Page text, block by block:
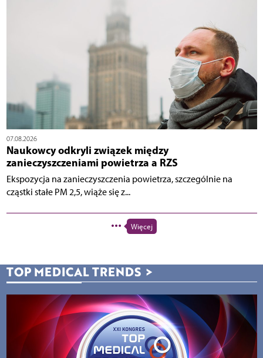
07.08.2026
Naukowcy odkryli związek między
zanieczyszczeniami powietrza a RZS
Ekspozycja na zanieczyszczenia powietrza, szczególnie na
cząstki stałe PM 2,5, wiąże się z...
Więcej
TOP MEDICAL TRENDS >